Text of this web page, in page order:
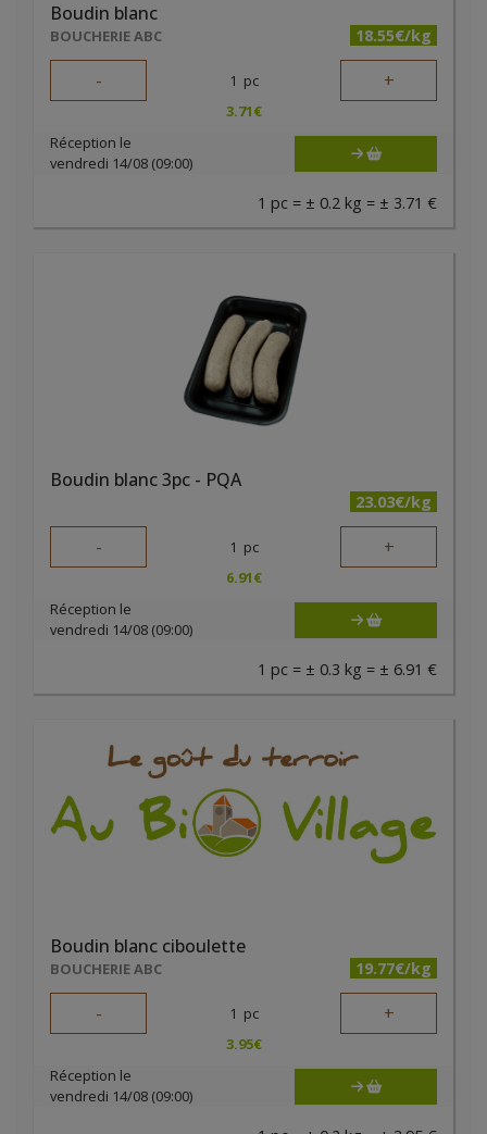
Boudin blanc
BOUCHERIE ABC 18.55€/kg
- 1 pc +
3.71€
Réception le
vendredi 14/08 (09:00)
1 pc = ± 0.2 kg = ± 3.71 €
Boudin blanc 3pc - PQA
23.03€/kg
- 1 pc +
6.91€
Réception le
vendredi 14/08 (09:00)
1 pc = ± 0.3 kg = ± 6.91 €
Boudin blanc ciboulette
BOUCHERIE ABC 19.77€/kg
- 1 pc +
3.95€
Réception le
vendredi 14/08 (09:00)